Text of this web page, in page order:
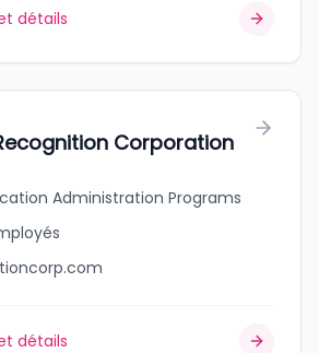
détails
Corporation
Administration Programs
détails